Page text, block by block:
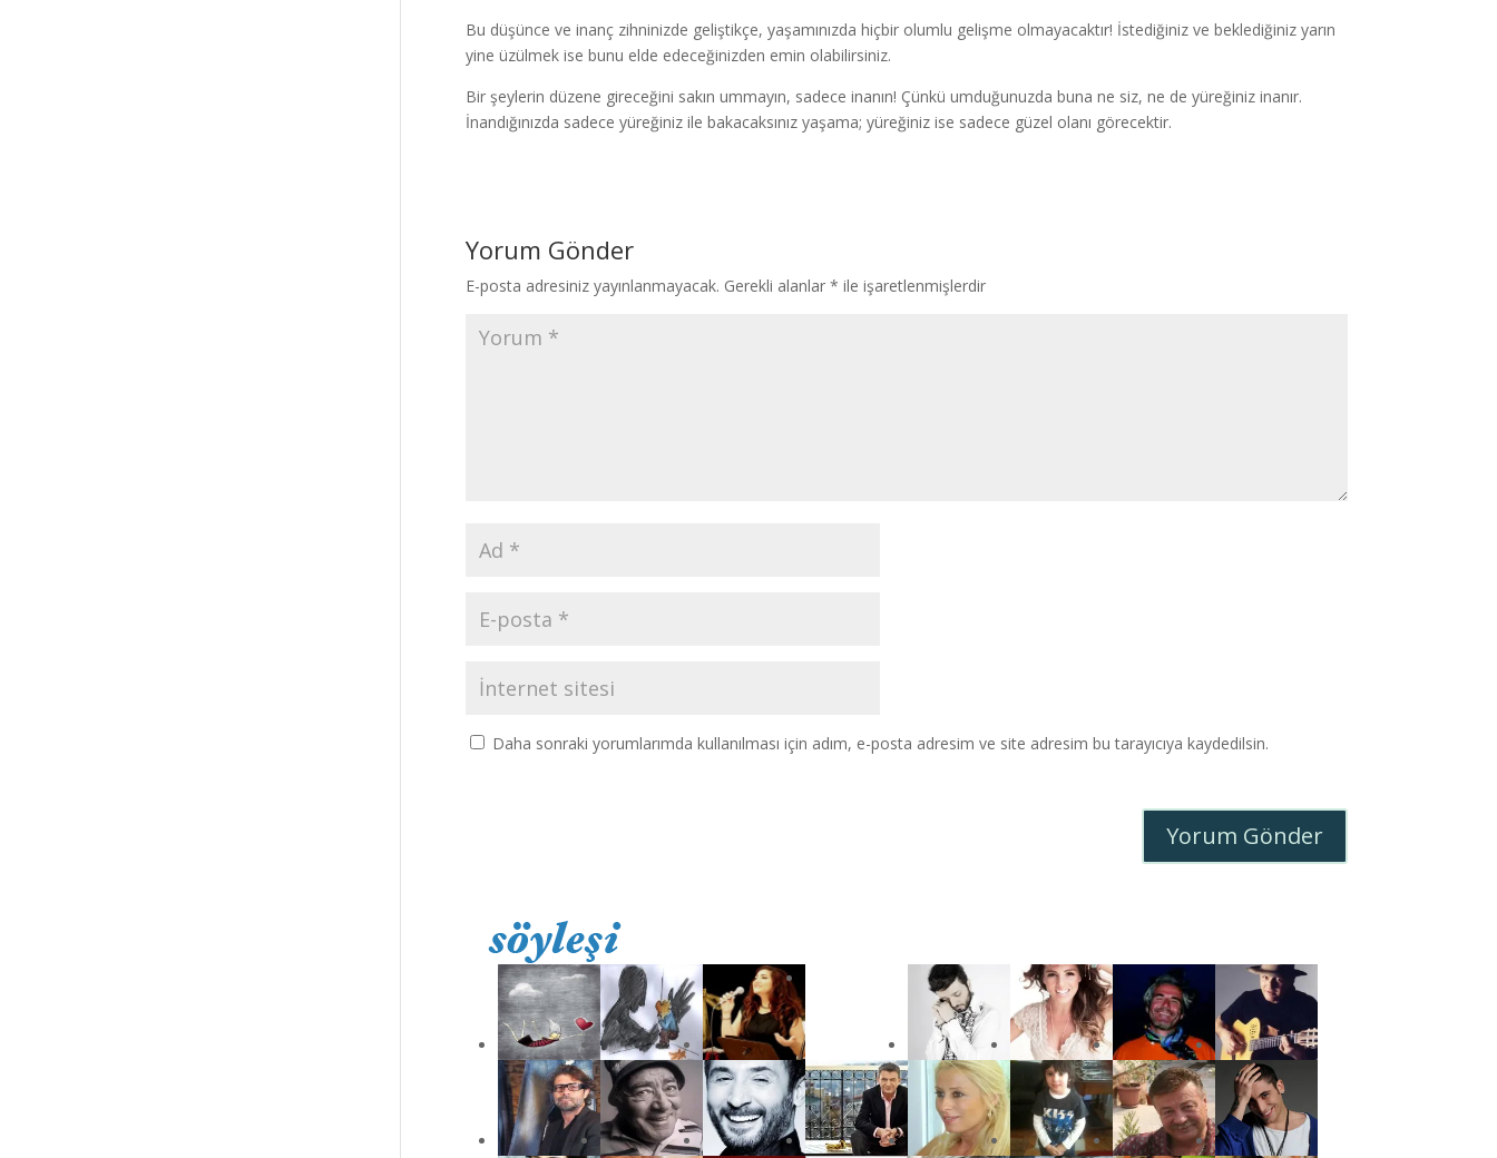
Bu düşünce ve inanç zihninizde geliştikçe, yaşamınızda hiçbir olumlu gelişme olmayacaktır! İstediğiniz ve beklediğiniz yarın
yine üzülmek ise bunu elde edeceğinizden emin olabilirsiniz.
Bir şeylerin düzene gireceğini sakın ummayın, sadece inanın! Çünkü umduğunuzda buna ne siz, ne de yüreğiniz inanır.
İnandığınızda sadece yüreğiniz ile bakacaksınız yaşama; yüreğiniz ise sadece güzel olanı görecektir.
Yorum Gönder
E-posta adresiniz yayınlanmayacak. Gerekli alanlar * ile işaretlenmişlerdir
Daha sonraki yorumlarımda kullanılması için adım, e-posta adresim ve site adresim bu tarayıcıya kaydedilsin.